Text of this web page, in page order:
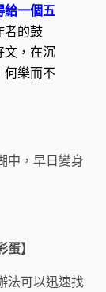
給一個五
者的鼓
文，在沉
何樂而不
中，早日變身
】
法可以迅速找